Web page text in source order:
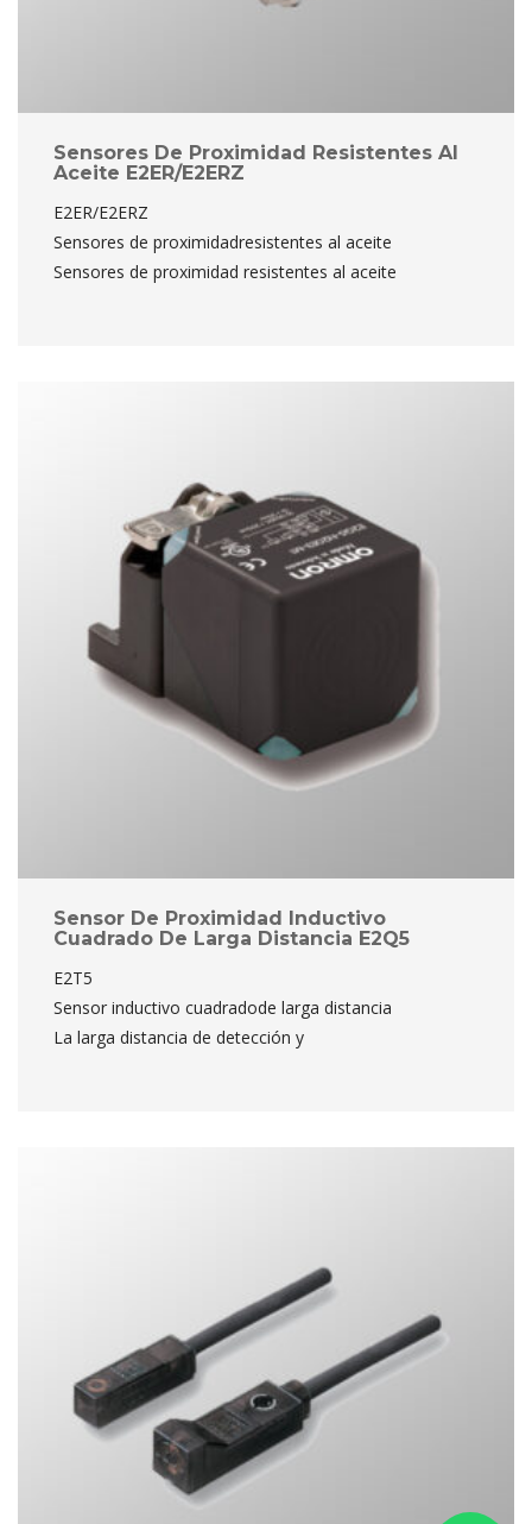
Sensores De Proximidad Resistentes Al
Aceite E2ER/E2ERZ
E2ER/E2ERZ
Sensores de proximidadresistentes al aceite
Sensores de proximidad resistentes al aceite
Sensor De Proximidad Inductivo
Cuadrado De Larga Distancia E2Q5
E2T5
Sensor inductivo cuadradode larga distancia
La larga distancia de detección y